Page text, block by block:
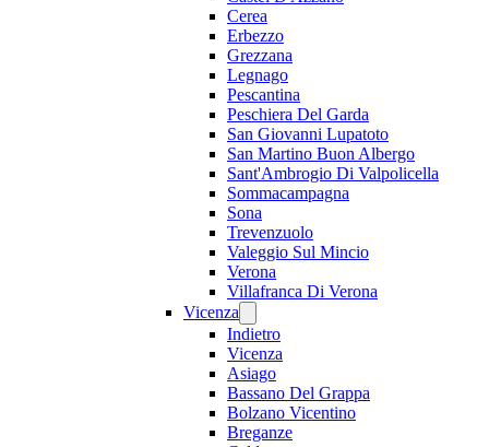
Cerea
Erbezzo
Grezzana
Legnago
Pescantina
Peschiera Del Garda
San Giovanni Lupatoto
San Martino Buon Albergo
Sant'Ambrogio Di Valpolicella
Sommacampagna
Sona
Trevenzuolo
Valeggio Sul Mincio
Verona
Villafranca Di Verona
Vicenza
Indietro
Vicenza
Asiago
Bassano Del Grappa
Bolzano Vicentino
Breganze